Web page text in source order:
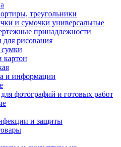
треугольники
и сумочки универсальные
принадлежности
рисования
картон
и информации
фотографий и готовых работ
и защиты